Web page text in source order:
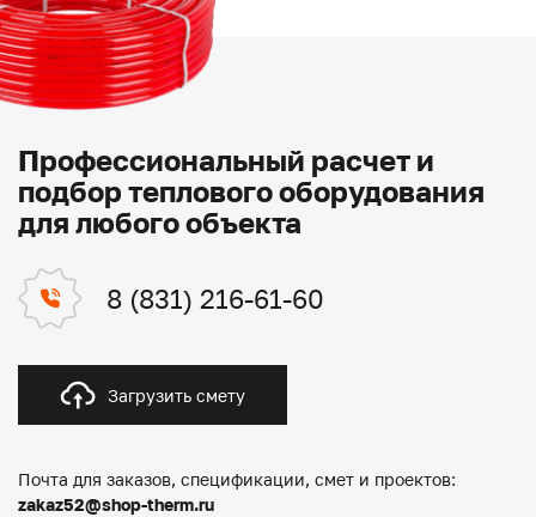
Профессиональный расчет и
подбор теплового оборудования
для любого объекта
8 (831) 216-61-60
Загрузить смету
Почта для заказов, спецификации, смет и проектов:
zakaz52@shop-therm.ru